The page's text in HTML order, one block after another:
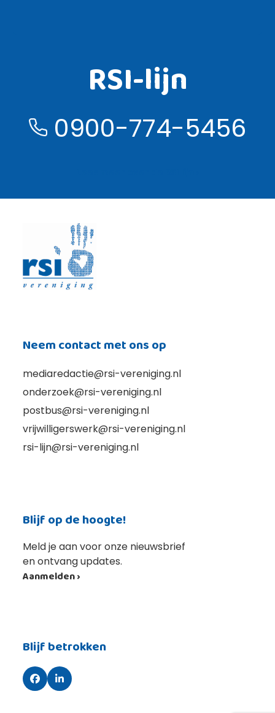
RSI-lijn
0900-774-5456
Neem contact met ons op
mediaredactie@rsi-vereniging.nl
onderzoek@rsi-vereniging.nl
postbus@rsi-vereniging.nl
vrijwilligerswerk@rsi-vereniging.nl
rsi-lijn@rsi-vereniging.nl
Blijf op de hoogte!
Meld je aan voor onze nieuwsbrief
en ontvang updates.
Aanmelden ›
Blijf betrokken
FacebookLinkedIn